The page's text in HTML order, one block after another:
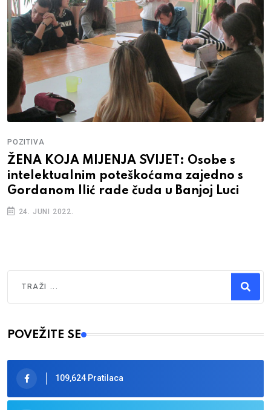
POZITIVA
ŽENA KOJA MIJENJA SVIJET: Osobe s
intelektualnim poteškoćama zajedno s
Gordanom Ilić rade čuda u Banjoj Luci
24. JUNI 2022.
Type 2 or more characters for results.
POVEŽITE SE
109,624 Pratilaca